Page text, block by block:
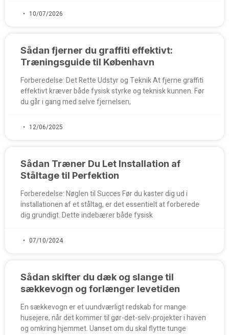
10/07/2026
Sådan fjerner du graffiti effektivt:
Træningsguide til København
Forberedelse: Det Rette Udstyr og Teknik At fjerne graffiti
effektivt kræver både fysisk styrke og teknisk kunnen. Før
du går i gang med selve fjernelsen,
12/06/2025
Sådan Træner Du Let Installation af
Ståltage til Perfektion
Forberedelse: Nøglen til Succes Før du kaster dig ud i
installationen af et ståltag, er det essentielt at forberede
dig grundigt. Dette indebærer både fysisk
07/10/2024
Sådan skifter du dæk og slange til
sækkevogn og forlænger levetiden
En sækkevogn er et uundværligt redskab for mange
husejere, når det kommer til gør-det-selv-projekter i haven
og omkring hjemmet. Uanset om du skal flytte tunge